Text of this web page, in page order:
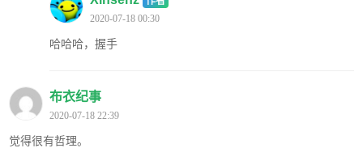
2020-07-18 00:30
哈哈哈，握手
布衣纪事
2020-07-18 22:39
觉得很有哲理。